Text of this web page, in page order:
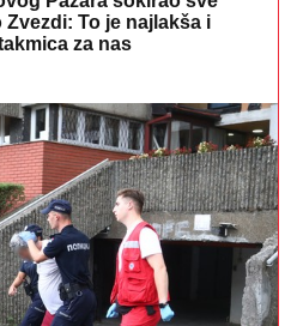
SA MILANOM
o pevaču koje javnost
POVRATAK o kom svi
IMA 54. GODINE I NIJEDNU
OPERACIJUPokazala lice
šminke: "Šta da operišem?
kakva sam!"
TRLjAJU RUKE! Ozbiljne
u Humsku i to kada je